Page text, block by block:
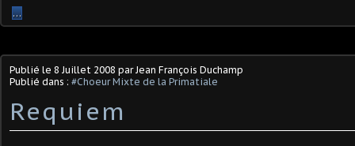
…
Publié le 8 Juillet 2008 par Jean François Duchamp
Publié dans : #Choeur Mixte de la Primatiale
Requiem